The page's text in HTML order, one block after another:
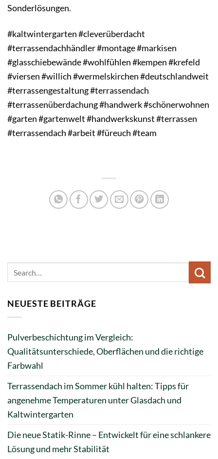
Sonderlösungen.
#kaltwintergarten #cleverüberdacht
#terrassendachhändler #montage #markisen
#glasschiebewände #wohlfühlen #kempen #krefeld
#viersen #willich #wermelskirchen #deutschlandweit
#terrassengestaltung #terrassendach
#terrassenüberdachung #handwerk #schönerwohnen
#garten #gartenwelt #handwerkskunst #terrassen
#terrassendach #arbeit #füreuch #team
NEUESTE BEITRÄGE
Pulverbeschichtung im Vergleich:
Qualitätsunterschiede, Oberflächen und die richtige
Farbwahl
Terrassendach im Sommer kühl halten: Tipps für
angenehme Temperaturen unter Glasdach und
Kaltwintergarten
Die neue Statik-Rinne – Entwickelt für eine schlankere
Lösung und mehr Stabilität